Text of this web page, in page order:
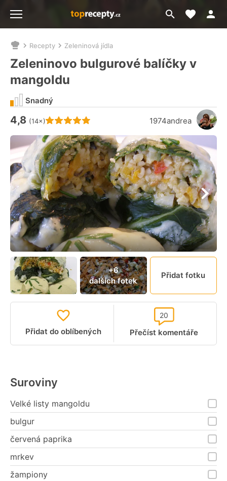
Přejít
na
Moje
Nacházíte
se
zde:
Recepty Zeleninová jídla
Zeleninovo bulgurové balíčky v
mangoldu
Hodnocení receptu je
4,8 (14×) 1974andrea
Snadný
+6
dalších fotek
Přidat fotku
Přidat do oblíbených Přečíst komentáře
20
Suroviny
Velké listy mangoldu
bulgur
červená paprika
mrkev
žampiony